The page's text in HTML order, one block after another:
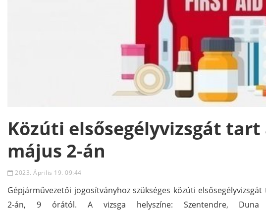
Közúti elsősegélyvizsgát tart
május 2-án
2023. Április 19. 09:44
Gépjárművezetői jogosítványhoz szükséges közúti
2-án, 9 órától. A vizsga helyszíne: Szentendre,